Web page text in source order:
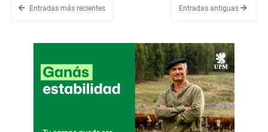
Entradas más recientes Entradas antiguas